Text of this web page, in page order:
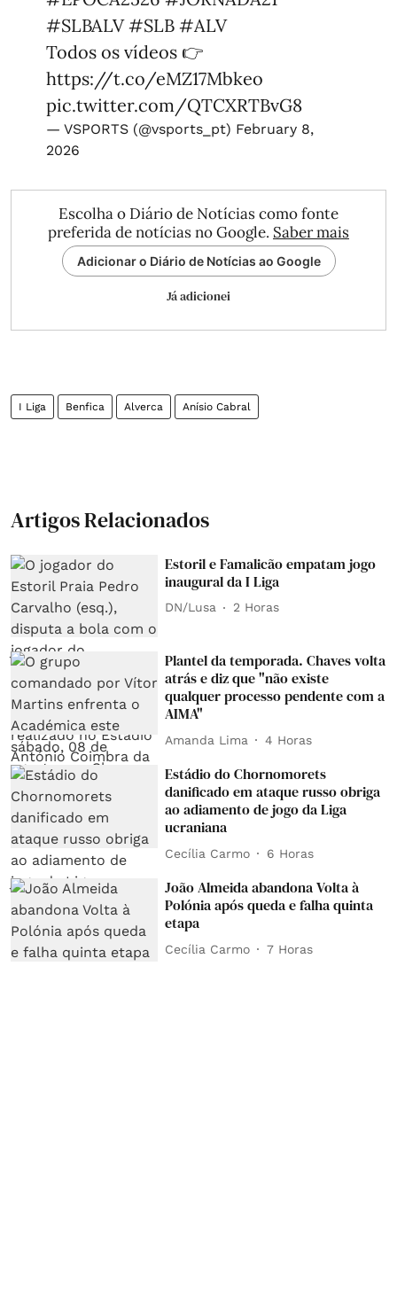
#SLBALV #SLB #ALV
Todos os vídeos 👉
https://t.co/eMZ17Mbkeo
pic.twitter.com/QTCXRTBvG8
— VSPORTS (@vsports_pt) February 8,
2026
Escolha o Diário de Notícias como fonte
preferida de notícias no Google. Saber mais
Adicionar o Diário de Notícias ao Google
Já adicionei
I Liga Benfica Alverca Anísio Cabral
Artigos Relacionados
Estoril e Famalicão empatam jogo
inaugural da I Liga
DN/Lusa 2 Horas
Plantel da temporada. Chaves volta
atrás e diz que "não existe
qualquer processo pendente com a
AIMA"
Amanda Lima 4 Horas
Estádio do Chornomorets
danificado em ataque russo obriga
ao adiamento de jogo da Liga
ucraniana
Cecília Carmo 6 Horas
João Almeida abandona Volta à
Polónia após queda e falha quinta
etapa
Cecília Carmo 7 Horas